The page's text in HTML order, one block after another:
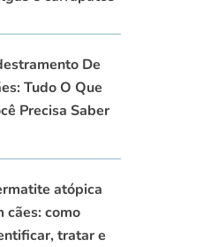
De
Tudo O Que
Precisa Saber
atópica
cães: como
tratar e